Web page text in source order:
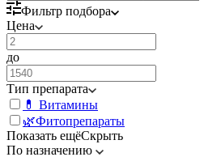
Фильтр подбора
Цена
до
Тип препарата
💊 Витамины
🌿Фитопрепараты
Показать ещёСкрыть
По назначению